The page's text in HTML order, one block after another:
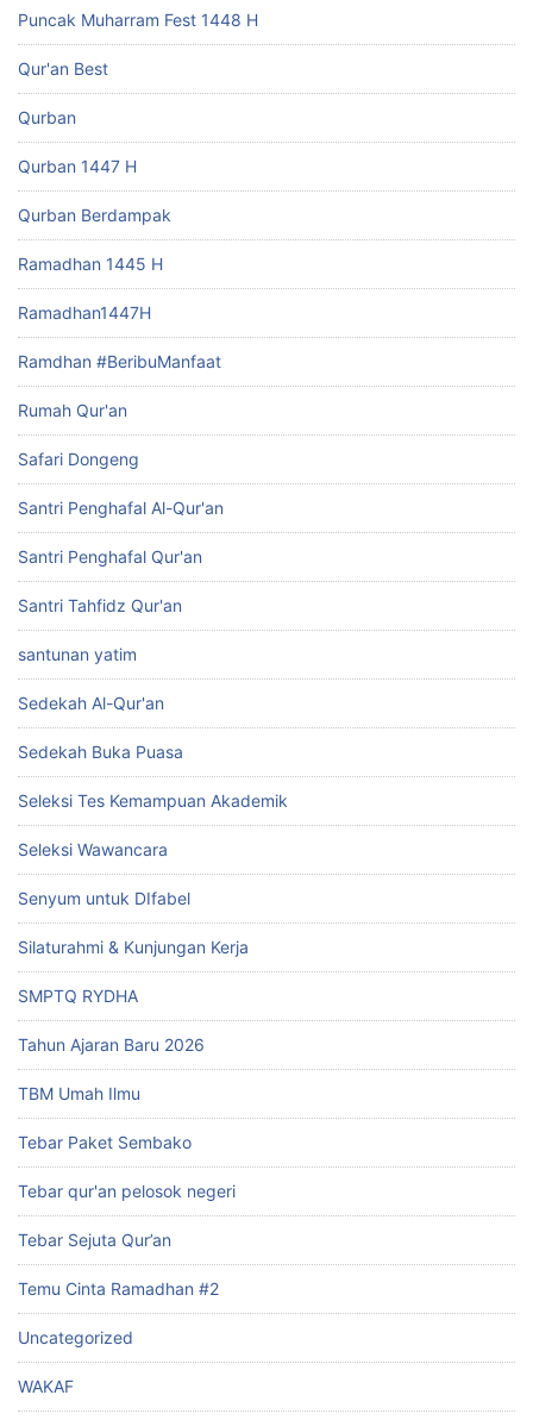
Puncak Muharram Fest 1448 H
Qur'an Best
Qurban
Qurban 1447 H
Qurban Berdampak
Ramadhan 1445 H
Ramadhan1447H
Ramdhan #BeribuManfaat
Rumah Qur'an
Safari Dongeng
Santri Penghafal Al-Qur'an
Santri Penghafal Qur'an
Santri Tahfidz Qur'an
santunan yatim
Sedekah Al-Qur'an
Sedekah Buka Puasa
Seleksi Tes Kemampuan Akademik
Seleksi Wawancara
Senyum untuk DIfabel
Silaturahmi & Kunjungan Kerja
SMPTQ RYDHA
Tahun Ajaran Baru 2026
TBM Umah Ilmu
Tebar Paket Sembako
Tebar qur'an pelosok negeri
Tebar Sejuta Qur’an
Temu Cinta Ramadhan #2
Uncategorized
WAKAF